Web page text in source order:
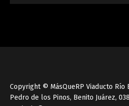
Copyright © MásQueRP Viaducto Río
Pedro de los Pinos, Benito Juárez,